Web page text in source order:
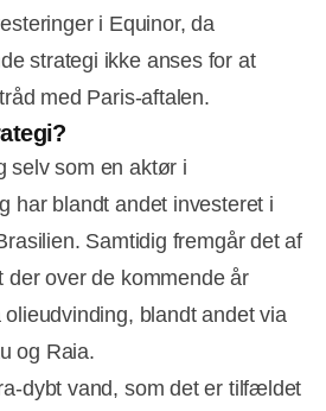
i Equinor, da
strategi ikke anses for at
med Paris-aftalen.
selv som en aktør i
har blandt andet investeret i
Samtidig fremgår det af
der over de kommende år
blandt andet via
og Raia.
dybt vand, som det er tilfældet